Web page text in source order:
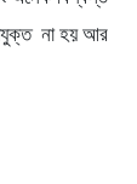
না হয় আর